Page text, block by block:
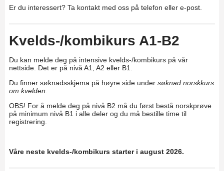
Er du interessert? Ta kontakt med oss på telefon eller e-post.
Kvelds-/kombikurs A1-B2
Du kan melde deg på intensive kvelds-/kombikurs på vår
nettside. Det er på nivå A1, A2 eller B1.
Du finner søknadsskjema på høyre side under søknad norskkurs
om kvelden
OBS! For å melde deg på nivå B2 må du først bestå norskprøve
på minimum nivå B1 i alle deler og du må bestille time til
registrering.
Våre neste kvelds-/kombikurs starter i august 2026.